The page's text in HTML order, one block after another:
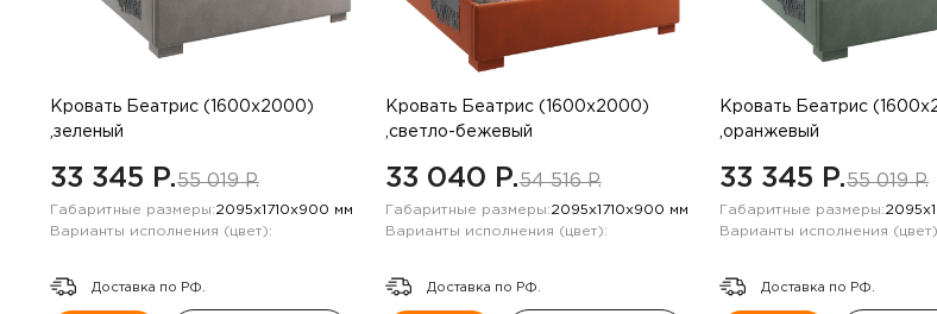
Кровать Беатрис (1600х2000)
,зеленый
33 345 P.55 019 P.
Габаритные размеры:2095х1710х900 мм
Варианты исполнения (цвет):
Доставка по РФ.
Кровать Беатрис (1600х2000)
,светло-бежевый
33 040 P.54 516 P.
Габаритные размеры:2095х1710х900 мм
Варианты исполнения (цвет):
Доставка по РФ.
Кровать Беатрис
,оранжевый
33 345 P.55 019 P.
Габаритные размеры:
Варианты исполнения
Доставка по РФ.